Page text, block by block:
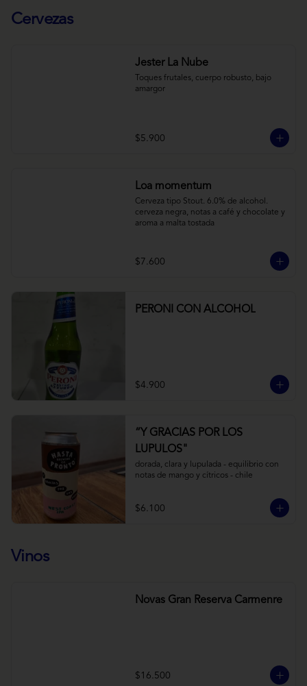
Cervezas
Jester La Nube
Toques frutales, cuerpo robusto, bajo
amargor
$5.900
Loa momentum
Cerveza tipo Stout. 6.0% de alcohol.
cerveza negra, notas a café y chocolate y
aroma a malta tostada
$7.600
PERONI CON ALCOHOL
$4.900
“Y GRACIAS POR LOS
LUPULOS"
dorada, clara y lupulada - equilibrio con
notas de mango y cítricos - chile
$6.100
Vinos
Novas Gran Reserva Carmenre
$16.500